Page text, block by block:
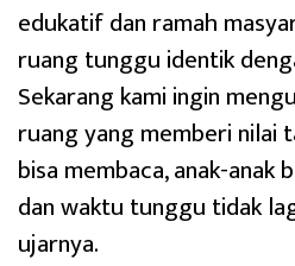
edukatif dan ramah
ruang tunggu identik
Sekarang kami ingin
ruang yang memberi nilai
bisa membaca, anak-anak
dan waktu tunggu tidak
ujarnya.